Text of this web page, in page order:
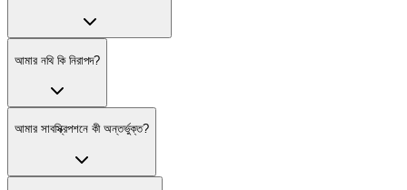
আমার নথি কি নিরাপদ?
আমার সাবস্ক্রিপশনে কী অন্তর্ভুক্ত?